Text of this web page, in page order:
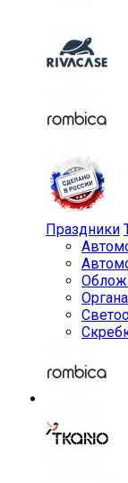
Праздники